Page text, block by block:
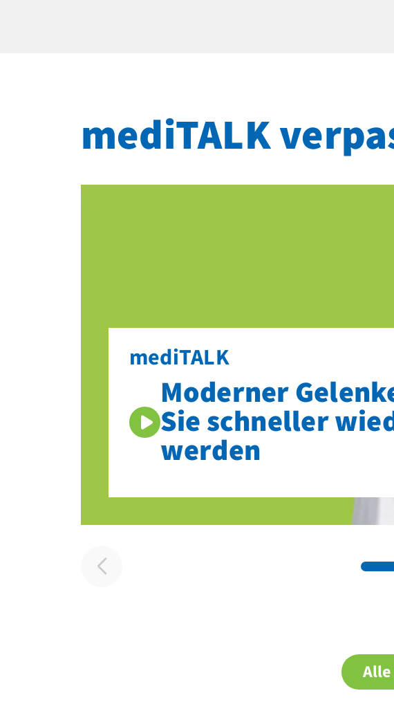
mediTALK
mediTALK
Moderner
Sie schneller
werden